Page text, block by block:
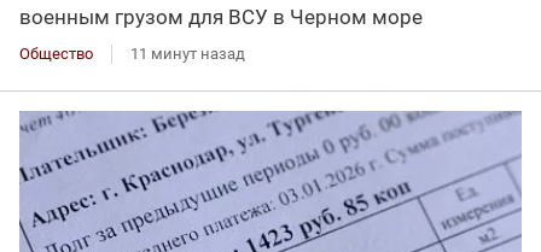
военным грузом для ВСУ в Черном море
Общество 11 минут назад